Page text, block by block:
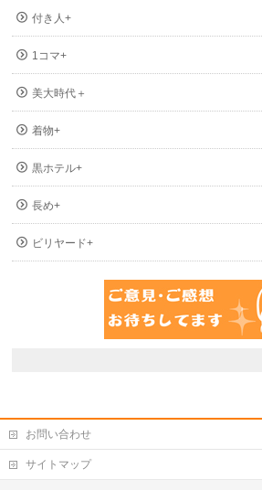
付き人+
1コマ+
美大時代＋
着物+
黒ホテル+
長め+
ビリヤード+
お問い合わせ
サイトマップ